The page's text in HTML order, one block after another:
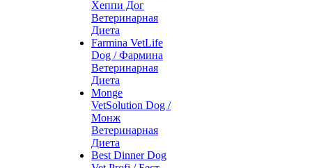
Хеппи Дог
Ветеринарная
Диета
Farmina VetLife
Dog / Фармина
Ветеринарная
Диета
Monge
VetSolution Dog /
Монж
Ветеринарная
Диета
Best Dinner Dog